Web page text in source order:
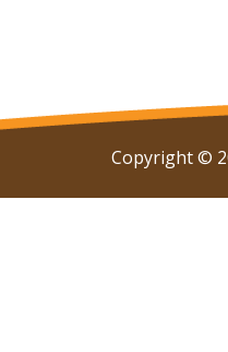
Copyright ©